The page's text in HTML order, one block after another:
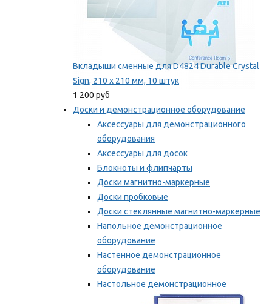
Вкладыши сменные для D4824 Durable Crystal
Sign, 210 x 210 мм, 10 штук
1 200 руб
Доски и демонстрационное оборудование
Аксессуары для демонстрационного
оборудования
Аксессуары для досок
Блокноты и флипчарты
Доски магнитно-маркерные
Доски пробковые
Доски стеклянные магнитно-маркерные
Напольное демонстрационное
оборудование
Настенное демонстрационное
оборудование
Настольное демонстрационное
оборудование